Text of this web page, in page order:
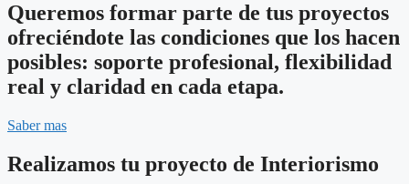
Queremos formar parte de tus proyectos
ofreciéndote las condiciones que los hacen
posibles: soporte profesional, flexibilidad
real y claridad en cada etapa.
Saber mas
Realizamos tu proyecto de Interiorismo